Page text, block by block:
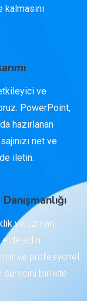
ve
PowerPoint,
hazırlanan
net ve
iletin.
ve uzman
edin.
ve profesyonel
sürecini birlikte